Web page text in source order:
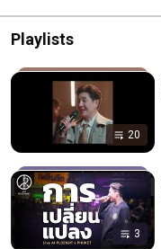
Playlists
20
3